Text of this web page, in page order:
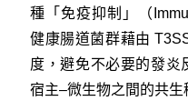
種「免疫抑制」（
健康腸道菌群藉由
度，避免不必要的發炎
宿主–微生物之間的共生